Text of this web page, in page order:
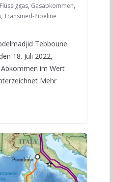
Flüssiggas, Gasabkommen,
, Transmed-Pipeline
Tebboune
18. Juli 2022,
im Wert
Mehr